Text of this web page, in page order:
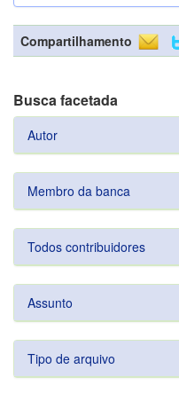
Compartilhamento
Busca facetada
Autor
Membro da banca
Todos contribuidores
Assunto
Tipo de arquivo